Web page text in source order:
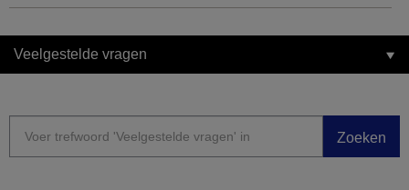
Veelgestelde vragen
Zoeken